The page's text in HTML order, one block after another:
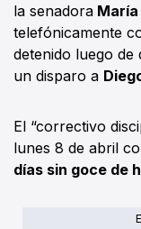
la senadora
telefónicamente
detenido luego de
un disparo a
El “correctivo
lunes 8 de abril
días sin goce de